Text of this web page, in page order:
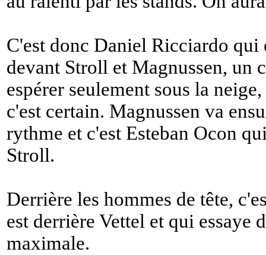
C'est donc Daniel Ricciardo qui
devant Stroll et Magnussen, un
espérer seulement sous la
c'est certain. Magnussen va
rythme et c'est Esteban Ocon
Stroll.
Derrière les hommes de tête,
est derrière Vettel et qui essaye
maximale.